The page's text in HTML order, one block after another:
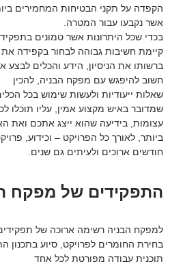
הקפדה על תקני הבטיחות המחמירים
אשר נקבעו עבור המטרה.
בכדי שכל היתרונות אשר טמונים
קיימת חשיבות גבוהה לבחור בקפידה
ברשותו את הניסיון, הידע והכלים לבצע
חשוב להיפגש עם מפקח הבניה, להכין
שאלות ייעודיות ולעשות שימוש בכל
שמדובר באיש מקצוע אמין, עליו תוכלו
עצומות, בידיעה שהוא ייצג אתכם ואת
ביותר, לאורך כל הפרויקט – וכידוע,
חודשים ארוכים ולעיתים גם שנים.
התפקידים של מפקח
למפקח הבניה רשימה ארוכה של
בחירת החומרים לפרויקט, סיוע בתכנון
תוכנית עבודה מפורטת לכל אחד